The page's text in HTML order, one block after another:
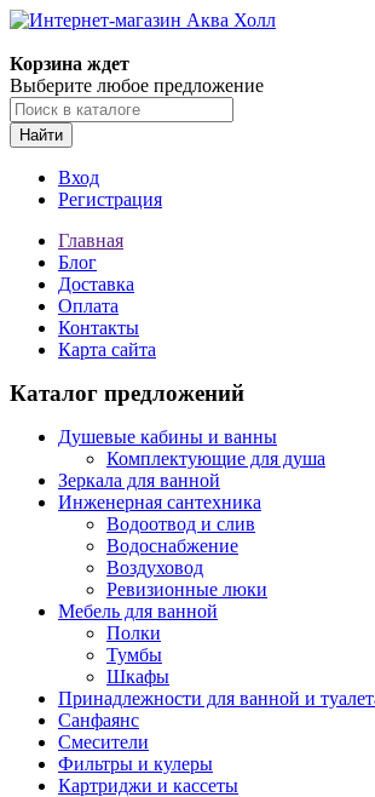
Корзина ждет
Выберите любое предложение
Найти
Вход
Регистрация
Главная
Блог
Доставка
Оплата
Контакты
Карта сайта
Каталог предложений
Душевые кабины и ванны
Комплектующие для душа
Зеркала для ванной
Инженерная сантехника
Водоотвод и слив
Водоснабжение
Воздуховод
Ревизионные люки
Мебель для ванной
Полки
Тумбы
Шкафы
Принадлежности для ванной и
Санфаянс
Смесители
Фильтры и кулеры
Картриджи и кассеты